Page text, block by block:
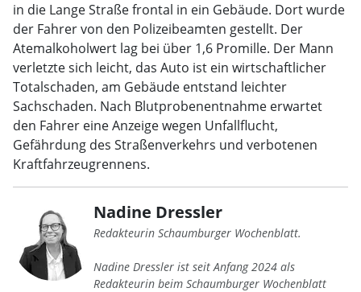
in die Lange Straße frontal in ein Gebäude. Dort wurde
der Fahrer von den Polizeibeamten gestellt. Der
Atemalkoholwert lag bei über 1,6 Promille. Der Mann
verletzte sich leicht, das Auto ist ein wirtschaftlicher
Totalschaden, am Gebäude entstand leichter
Sachschaden. Nach Blutprobenentnahme erwartet
den Fahrer eine Anzeige wegen Unfallflucht,
Gefährdung des Straßenverkehrs und verbotenen
Kraftfahrzeugrennens.
Nadine Dressler
Redakteurin Schaumburger Wochenblatt.
Nadine Dressler ist seit Anfang 2024 als
Redakteurin beim Schaumburger Wochenblatt